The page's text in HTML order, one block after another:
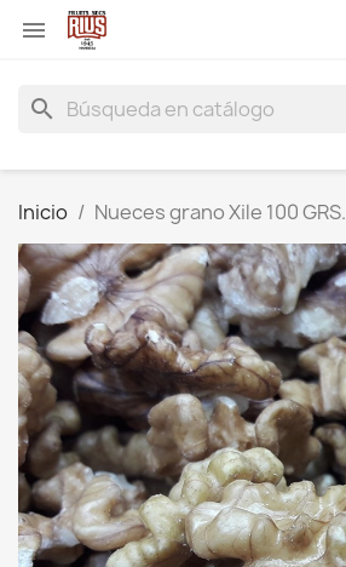

search
Inicio Nueces grano Xile 100 GRS.